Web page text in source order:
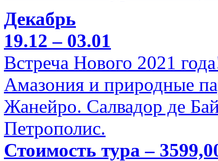
Декабрь
19.12 – 03.01
Встреча Нового 2021
Амазония и природные
Жанейро. Салвадор де
Петрополис.
Стоимость тура –